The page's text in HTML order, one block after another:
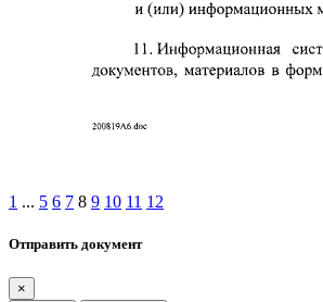
1 ... 5 6 7 8 9 10 11 12
Отправить документ
×